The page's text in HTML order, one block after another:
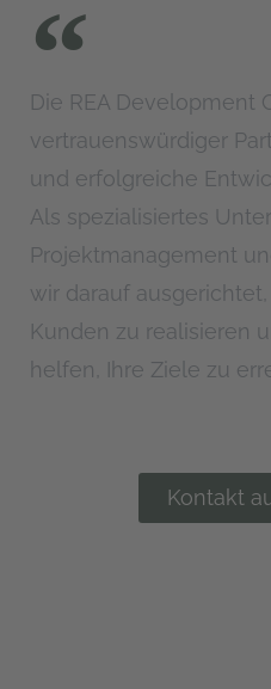
Die REA Development
vertrauenswürdiger
und erfolgreiche
Als spezialisiertes
Projektmanagement
wir darauf
Kunden zu realisieren
helfen, Ihre Ziele zu
Kontakt